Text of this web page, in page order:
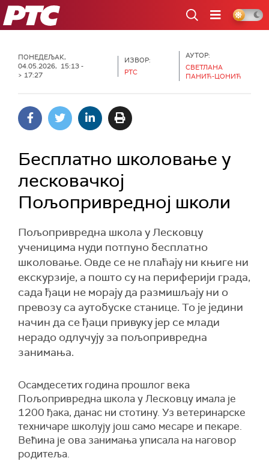
РТС
ПОНЕДЕЉАК,
04.05.2026, 15:13 -
> 17:27
ИЗВОР:
РТС
АУТОР:
СВЕТЛАНА
ПАНИЋ-ЦОНИЋ
Бесплатно школовање у
лесковачкој
Пољопривредној школи
Пољопривредна школа у Лесковцу
ученицима нуди потпуно бесплатно
школовање. Овде се не плаћају ни књиге ни
екскурзије, а пошто су на периферији града,
сада ђаци не морају да размишљају ни о
превозу са аутобуске станице. То је једини
начин да се ђаци привуку јер се млади
нерадо одлучују за пољопривредна
занимања.
Осамдесетих година прошлог века
Пољопривредна школа у Лесковцу имала је
1200 ђака, данас ни стотину. Уз ветеринарске
техничаре школују још само месаре и пекаре.
Већина је ова занимања уписала на наговор
родитеља.